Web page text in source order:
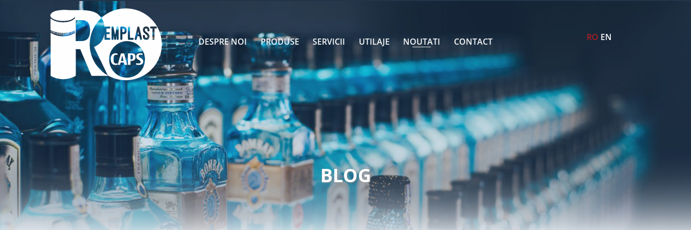
DESPRE NOI PRODUSE SERVICII UTILAJE NOUTATI CONTACT RO EN
BLOG